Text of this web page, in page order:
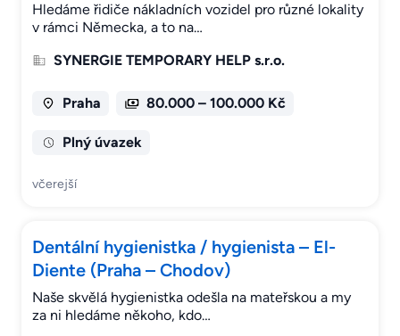
Hledáme řidiče nákladních vozidel pro různé lokality
v rámci Německa, a to na…
SYNERGIE TEMPORARY HELP s.r.o.
Praha 80.000 – 100.000 Kč
Plný úvazek
včerejší
Dentální hygienistka / hygienista – El-
Diente (Praha – Chodov)
Naše skvělá hygienistka odešla na mateřskou a my
za ni hledáme někoho, kdo…